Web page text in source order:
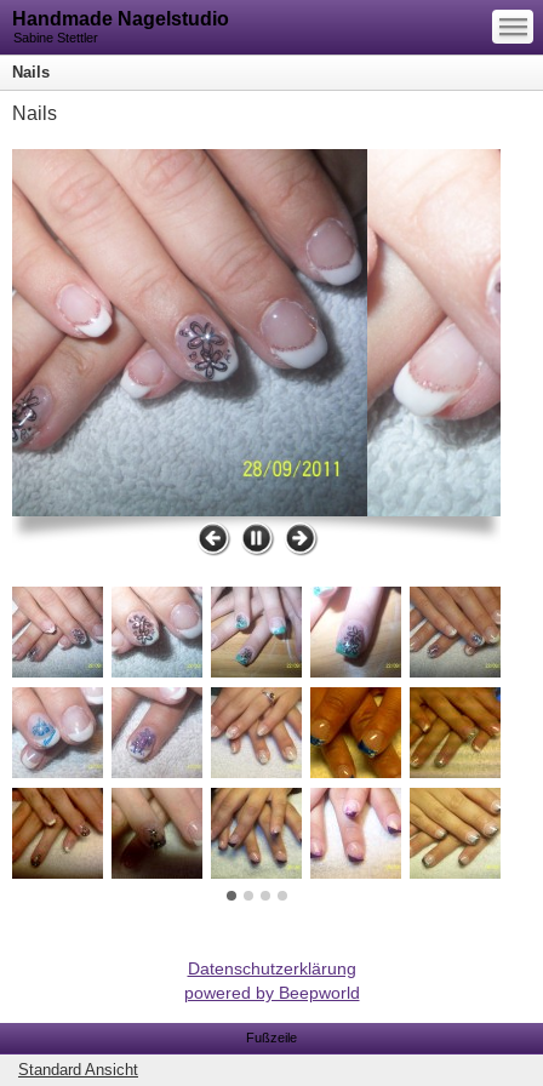
Handmade Nagelstudio
Sabine Stettler
—
—
—
Nails
Nails
Datenschutzerklärung
powered by Beepworld
Fußzeile
Standard Ansicht